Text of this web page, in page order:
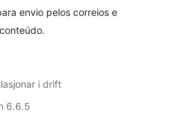
envio pelos correios e
i drift
6.6.5